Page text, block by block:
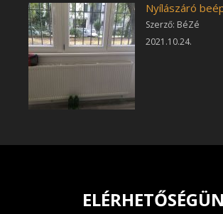
Nyílászáró
Szerző: BéZé
2021.10.24.